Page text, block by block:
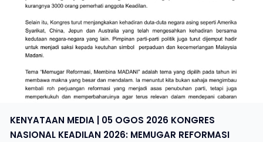
KENYATAAN MEDIA | 05 OGOS 2026 KONGRES
NASIONAL KEADILAN 2026: MEMUGAR REFORMASI